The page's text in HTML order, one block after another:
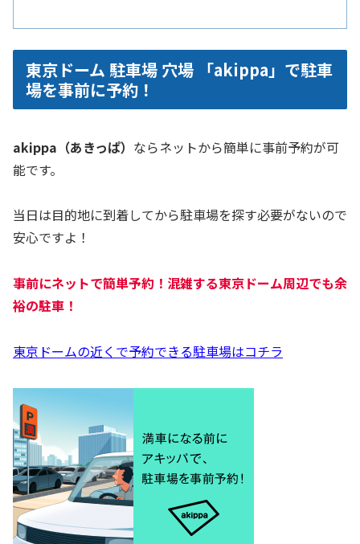
東京ドーム 駐車場 穴場 「akippa」で駐車
場を事前に予約！
akippa（あきっぱ） ならネットから簡単に事前予約が可
能です。
当日は目的地に到着してから駐車場を探す必要がないので
安心ですよ！
事前にネットで簡単予約！混雑する東京ドーム周辺でも余
裕の駐車！
東京ドームの近くで予約できる駐車場はコチラ